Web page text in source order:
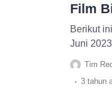
Film
Berikut
Juni
Tim
. 3 tahun